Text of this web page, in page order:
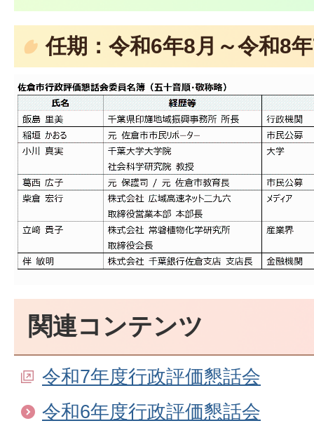
任期：令和6年8月～令和8
関連コンテンツ
令和7年度行政評価懇話会
令和6年度行政評価懇話会